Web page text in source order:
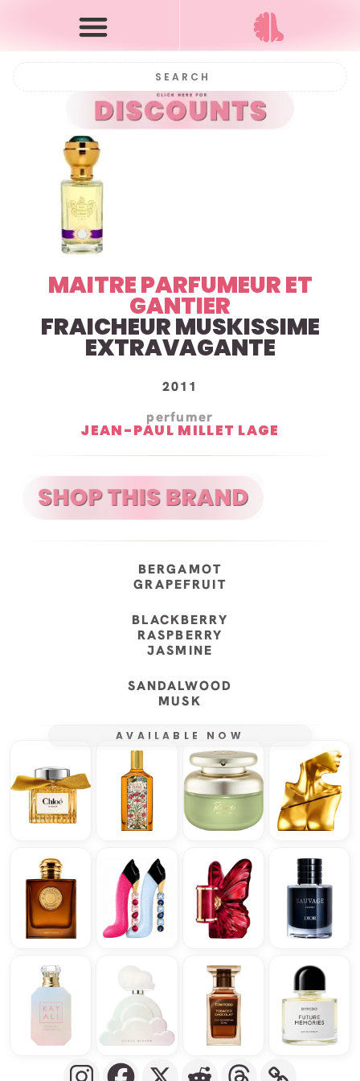
MAITRE PARFUMEUR ET
GANTIER
FRAICHEUR MUSKISSIME
EXTRAVAGANTE
2011
perfumer
JEAN-PAUL MILLET LAGE
BERGAMOT
GRAPEFRUIT
BLACKBERRY
RASPBERRY
JASMINE
SANDALWOOD
MUSK
AVAILABLE NOW